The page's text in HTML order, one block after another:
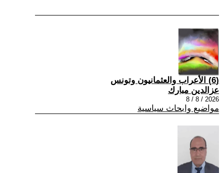
(6) الأعراب والعثمانيون وتونس
عزالدين مبارك
2026 / 8 / 8
مواضيع وابحاث سياسية